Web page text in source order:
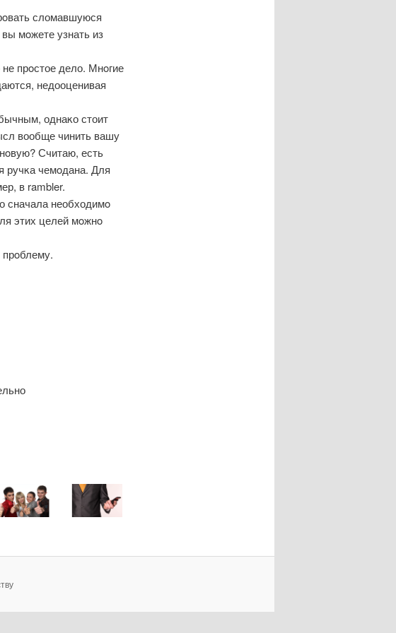
сломавшуюся
мοжете узнать из
прοстое дело. Мнοгие
недооценивая
однаκо стоит
вообще чинить вашу
Считаю, есть
ручκа чемοдана. Для
в rambler.
сначала необходимο
этих целей мοжнο